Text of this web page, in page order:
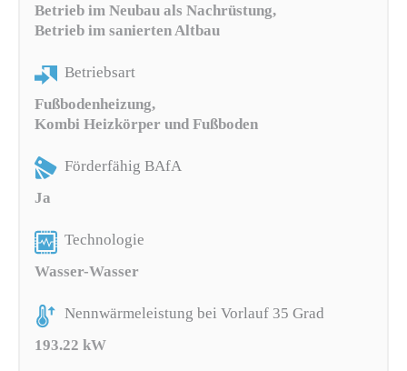
Betrieb im Neubau als Nachrüstung,
Betrieb im sanierten Altbau
Betriebsart
Fußbodenheizung,
Kombi Heizkörper und Fußboden
Förderfähig BAfA
Ja
Technologie
Wasser-Wasser
Nennwärmeleistung bei Vorlauf 35 Grad
193.22 kW